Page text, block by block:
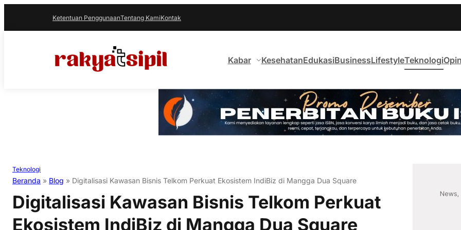
Ketentuan PenggunaanTentang KamiKontak
Kabar KesehatanEdukasiBusinessLifestyleTeknologi
Teknologi
Beranda » Blog » Digitalisasi Kawasan Bisnis Telkom Perkuat Ekosistem IndiBiz di Mangga Dua Square
Digitalisasi Kawasan Bisnis Telkom Perkuat
Ekosistem IndiBiz di Mangga Dua Square